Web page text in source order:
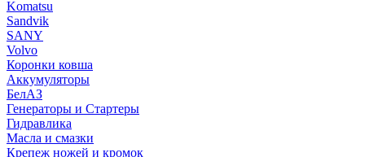
Komatsu
Sandvik
SANY
Volvo
Коронки ковша
Аккумуляторы
БелАЗ
Генераторы и Стартеры
Гидравлика
Масла и смазки
Крепеж ножей и кромок